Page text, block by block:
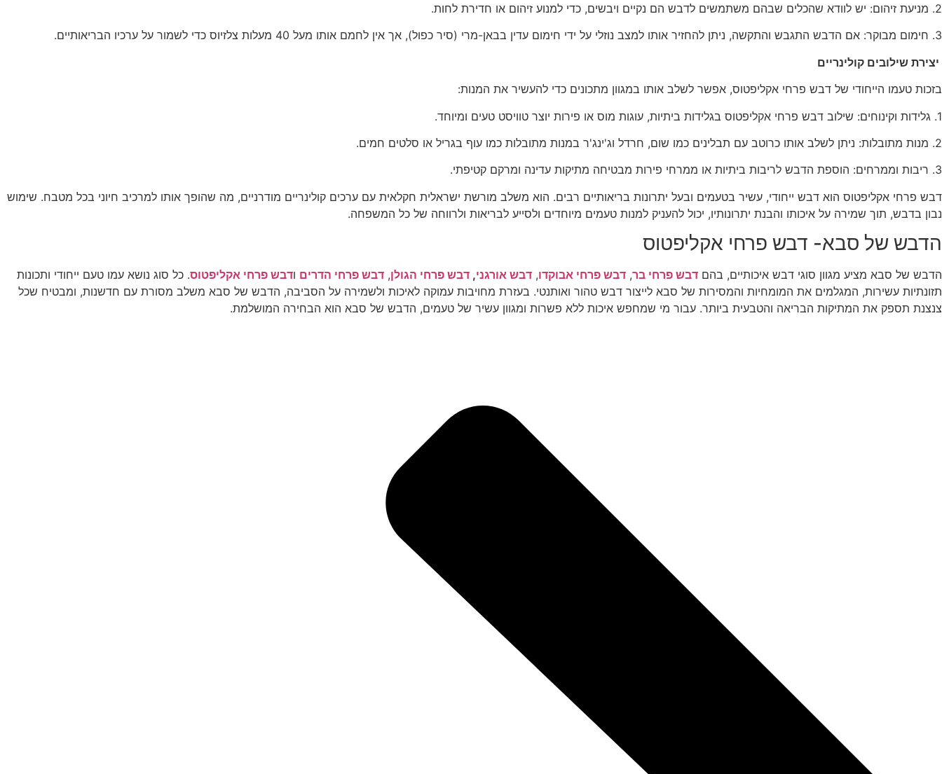
2. מניעת זיהום: יש לוודא שהכלים שבהם משתמשים לדבש הם נקיים ויבשים, כדי למנוע זיהום או חדירת לחות.
3. חימום מבוקר: אם הדבש התגבש והתקשה, ניתן להחזיר אותו למצב נוזלי על ידי חימום עדין בבאן-מרי (סיר כפול), אך אין לחמם אותו מעל 40 מעלות צלזיוס כדי לשמור על ערכיו הבריאותיים.
יצירת שילובים קולינריים
בזכות טעמו הייחודי של דבש פרחי אקליפטוס, אפשר לשלב אותו במגוון מתכונים כדי להעשיר את המנות:
1. גלידות וקינוחים: שילוב דבש פרחי אקליפטוס בגלידות ביתיות, עוגות מוס או פירות יוצר טוויסט טעים ומיוחד.
2. מנות מתובלות: ניתן לשלב אותו כרוטב עם תבלינים כמו שום, חרדל וג'ינג'ר במנות מתובלות כמו עוף בגריל או סלטים חמים.
3. ריבות וממרחים: הוספת הדבש לריבות ביתיות או ממרחי פירות מבטיחה מתיקות עדינה ומרקם קטיפתי.
דבש פרחי אקליפטוס הוא דבש ייחודי, עשיר בטעמים ובעל יתרונות בריאותיים רבים. הוא משלב מורשת ישראלית חקלאית עם ערכים קולינריים מודרניים, מה שהופך אותו למרכיב חיוני בכל מטבח. שימוש
נבון בדבש, תוך שמירה על איכותו והבנת יתרונותיו, יכול להעניק למנות טעמים מיוחדים ולסייע לבריאות ולרווחה של כל המשפחה.
הדבש של סבא- דבש פרחי אקליפטוס
הדבש של סבא מציע מגוון סוגי דבש איכותיים, בהם דבש פרחי בר, דבש פרחי אבוקדו, דבש אורגני, דבש פרחי הגולן, דבש פרחי הדרים ודבש פרחי אקליפטוס. כל סוג נושא עמו טעם ייחודי ותכונות
תזונתיות עשירות, המגלמים את המומחיות והמסירות של סבא לייצור דבש טהור ואותנטי. בעזרת מחויבות עמוקה לאיכות ולשמירה על הסביבה, הדבש של סבא משלב מסורת עם חדשנות, ומבטיח שכל
צנצנת תספק את המתיקות הבריאה והטבעית ביותר. עבור מי שמחפש איכות ללא פשרות ומגוון עשיר של טעמים, הדבש של סבא הוא הבחירה המושלמת.